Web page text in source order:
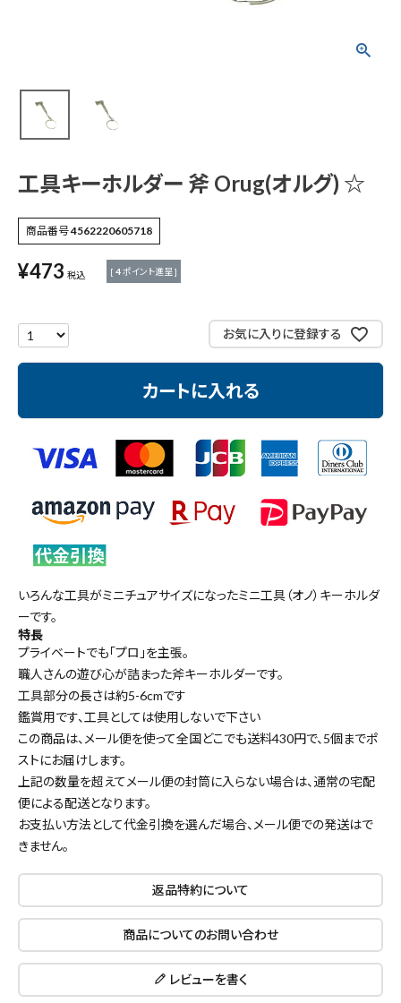
電動工具
エアー工具・機械工具
先端工具
作業工具・大工道具
収納・腰袋・ワーク用品
金物・現場資材
コンテンツ
ガイドライン
工具キーホルダー 斧 Orug(オルグ) ☆
商品番号4562220605718
¥473 税込 [ 4ポイント進呈 ]
お気に入りに登録する
カートに入れる
いろんな工具がミニチュアサイズになったミニ工具（オノ）キーホルダ
ーです。
特長
プライベートでも「プロ」を主張。
職人さんの遊び心が詰まった斧キーホルダーです。
工具部分の長さは約5-6cmです
鑑賞用です、工具としては使用しないで下さい
この商品は、メール便を使って全国どこでも送料430円で、 5個までポ
ストにお届けします。
上記の数量を超えてメール便の封筒に入らない場合は、通常の宅配
便による配送となります。
お支払い方法として代金引換を選んだ場合、メール便での発送はで
きません。
返品特約について
商品についてのお問い合わせ
レビューを書く